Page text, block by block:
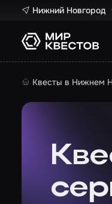
Нижний Новгород
Квесты в Нижнем